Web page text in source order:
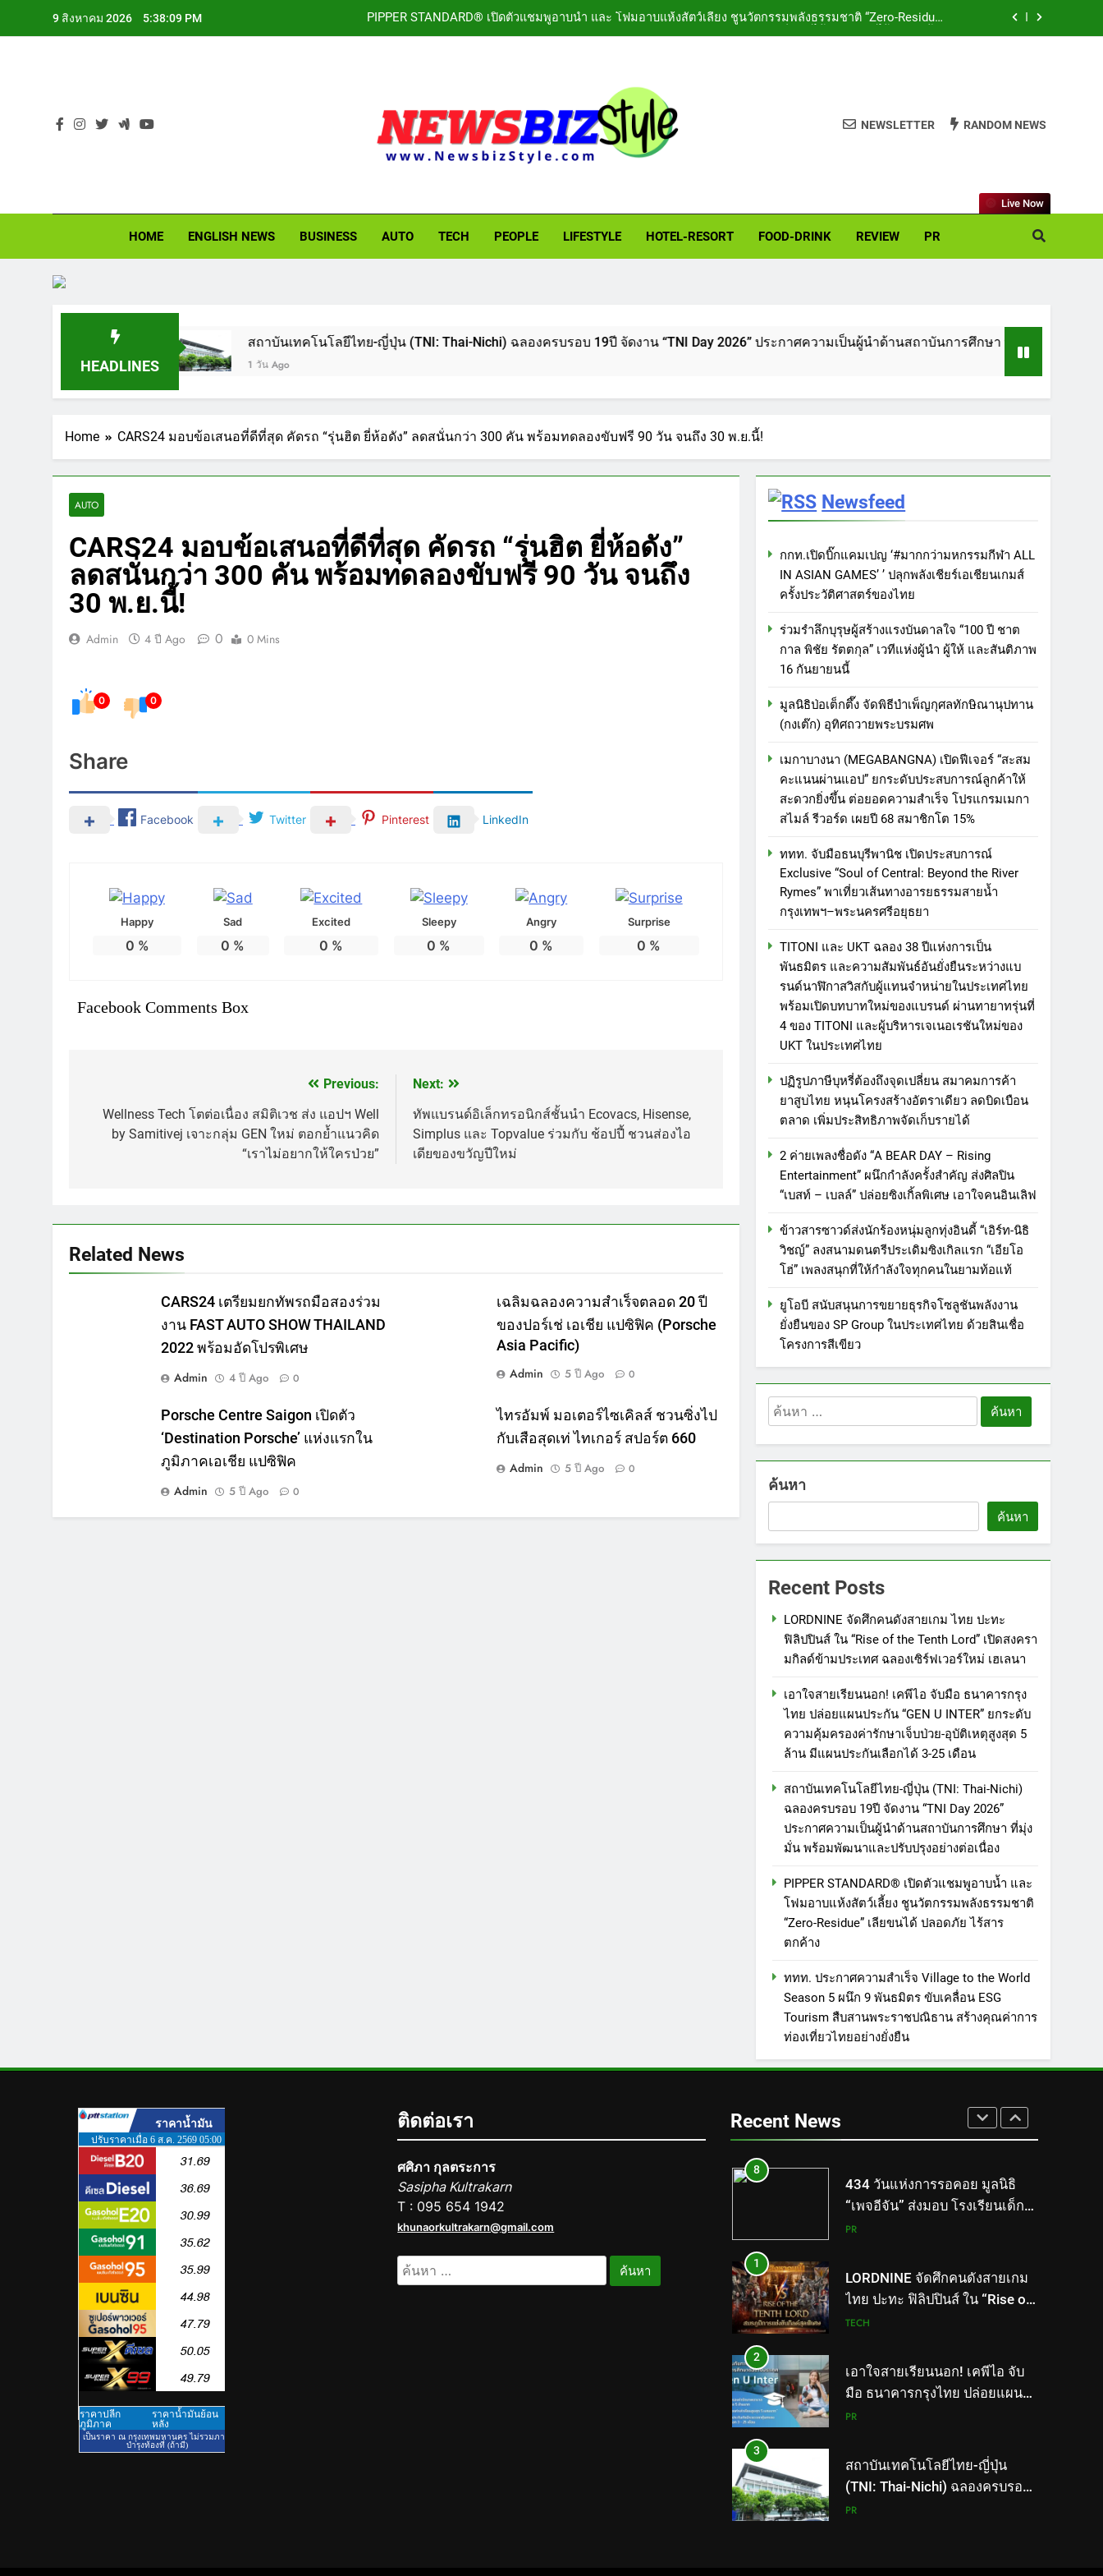
9 สิงหาคม 2026 5:38:10 PM
PIPPER STANDARD® เปิดตัวแชมพูอาบน้ำ และ โฟมอาบแห้งสัตว์เลี้ยง ชูนวัตกรรมพลังธรรมชาติ “Zero-Residue”
เอาใจสายเรียนนอก! เคพีไอ จับมือ ธนาคารกรุงไทย ปล่อยแผนประกัน “GEN U INTER” ยกระดับความคุ้มครองค่า
รักษาเจ็บป่วย-อุบัติเหตุสูงสุด 5 ล้าน มีแผนประกันเลือกได้ 3-25 เดือน
สถาบันเทคโนโลยีไทย-ญี่ปุ่น (TNI: Thai-Nichi) ฉลองครบรอบ 19ปี จัดงาน “TNI Day 2026” ประกาศความเป็นผู้นำ
ด้านสถาบันการศึกษา ที่มุ่งมั่น พร้อมพัฒนาและปรับปรุงอย่างต่อเนื่อง
PIPPER STANDARD® เปิดตัวแชมพูอาบน้ำ และ โฟมอาบแห้งสัตว์เลี้ยง ชูนวัตกรรมพลังธรรมชาติ “Zero-Residue”
NEWSBIZSTYLE
NEWSLETTER RANDOM NEWS
HOME ENGLISH NEWS BUSINESS AUTO TECH PEOPLE LIFESTYLE HOTEL-​RESORT FOOD-DRINK REVIEW PR
Live Now
HEADLINES
สถาบันเทคโนโลยีไทย-ญี่ปุ่น (TNI: Thai-Nichi) ฉลองครบรอบ 19ปี จัดงาน “TNI Day 2026” ประกาศความเป็นผู้นำด้านสถาบันการศึกษา ที่มุ่งมั่น พร้อมพัฒนาและปรับ
1 วัน Ago
Home CARS24 มอบข้อเสนอที่ดีที่สุด คัดรถ “รุ่นฮิต ยี่ห้อดัง” ลดสนั่นกว่า 300 คัน พร้อมทดลองขับฟรี 90 วัน จนถึง 30 พ.ย.นี้!
AUTO
CARS24 มอบข้อเสนอที่ดีที่สุด คัดรถ “รุ่นฮิต ยี่ห้อดัง”
ลดสนั่นกว่า 300 คัน พร้อมทดลองขับฟรี 90 วัน จนถึง
30 พ.ย.นี้!
Admin 4 ปี Ago 0 0 Mins
0 0
Share
Facebook Twitter Pinterest LinkedIn
Happy
0 %
Sad
0 %
Excited
0 %
Sleepy
0 %
Angry
0 %
Surprise
0 %
Facebook Comments Box
เรื่อง
Previous:
Wellness Tech โตต่อเนื่อง สมิติเวช ส่ง แอปฯ Well
by Samitivej เจาะกลุ่ม GEN ใหม่ ตอกย้ำแนวคิด
“เราไม่อยากให้ใครป่วย”
Next:
ทัพแบรนด์อิเล็กทรอนิกส์ชั้นนำ Ecovacs, Hisense,
Simplus และ Topvalue ร่วมกับ ช้อปปี้ ชวนส่องไอ
เดียของขวัญปีใหม่
Related News
CARS24 เตรียมยกทัพรถมือสองร่วม
งาน FAST AUTO SHOW THAILAND
2022 พร้อมอัดโปรพิเศษ
Admin
4 ปี Ago 0
เฉลิมฉลองความสำเร็จตลอด 20 ปี
ของปอร์เช่ เอเชีย แปซิฟิค (Porsche
Asia Pacific)
Admin
5 ปี Ago 0
Porsche Centre Saigon เปิดตัว
‘Destination Porsche’ แห่งแรกใน
ภูมิภาคเอเชีย แปซิฟิค
Admin
5 ปี Ago 0
ไทรอัมพ์ มอเตอร์ไซเคิลส์ ชวนซิ่งไป
กับเสือสุดเท่ ไทเกอร์ สปอร์ต 660
Admin
5 ปี Ago 0
Newsfeed
กกท.เปิดบิ๊กแคมเปญ ‘#มากกว่ามหกรรมกีฬา ALL
IN ASIAN GAMES’ ’ ปลุกพลังเชียร์เอเชียนเกมส์
ครั้งประวัติศาสตร์ของไทย
ร่วมรำลึกบุรุษผู้สร้างแรงบันดาลใจ “100 ปี ชาต
กาล พิชัย รัตตกุล” เวทีแห่งผู้นำ ผู้ให้ และสันติภาพ
16 กันยายนนี้
มูลนิธิป่อเต็กตึ๊ง จัดพิธีบำเพ็ญกุศลทักษิณานุปทาน
(กงเต๊ก) อุทิศถวายพระบรมศพ
เมกาบางนา (MEGABANGNA) เปิดฟีเจอร์ “สะสม
คะแนนผ่านแอป” ยกระดับประสบการณ์ลูกค้าให้
สะดวกยิ่งขึ้น ต่อยอดความสำเร็จ โปรแกรมเมกา
สไมล์ รีวอร์ด เผยปี 68 สมาชิกโต 15%
ททท. จับมือธนบุรีพานิช เปิดประสบการณ์
Exclusive “Soul of Central: Beyond the River
Rymes” พาเที่ยวเส้นทางอารยธรรมสายน้ำ
กรุงเทพฯ–พระนครศรีอยุธยา
TITONI และ UKT ฉลอง 38 ปีแห่งการเป็น
พันธมิตร และความสัมพันธ์อันยั่งยืนระหว่างแบ
รนด์นาฬิกาสวิสกับผู้แทนจำหน่ายในประเทศไทย
พร้อมเปิดบทบาทใหม่ของแบรนด์ ผ่านทายาทรุ่นที่
4 ของ TITONI และผู้บริหารเจเนอเรชันใหม่ของ
UKT ในประเทศไทย
ปฏิรูปภาษีบุหรี่ต้องถึงจุดเปลี่ยน สมาคมการค้า
ยาสูบไทย หนุนโครงสร้างอัตราเดียว ลดบิดเบือน
ตลาด เพิ่มประสิทธิภาพจัดเก็บรายได้
2 ค่ายเพลงชื่อดัง “A BEAR DAY – Rising
Entertainment” ผนึกกำลังครั้งสำคัญ ส่งศิลปิน
“เบสท์ – เบลล์” ปล่อยซิงเกิ้ลพิเศษ เอาใจคนอินเลิฟ
ข้าวสารซาวด์ส่งนักร้องหนุ่มลูกทุ่งอินดี้ “เอิร์ท-นิธิ
วิชญ์” ลงสนามดนตรีประเดิมซิงเกิลแรก “เอียโอ
โฮ่” เพลงสนุกที่ให้กำลังใจทุกคนในยามท้อแท้
ยูโอบี สนับสนุนการขยายธุรกิจโซลูชันพลังงาน
ยั่งยืนของ SP Group ในประเทศไทย ด้วยสินเชื่อ
โครงการสีเขียว
ค้นหา
สำหรับ:
ค้นหา
ค้นหา
Recent Posts
LORDNINE จัดศึกคนดังสายเกม ไทย ปะทะ
ฟิลิปปินส์ ใน “Rise of the Tenth Lord” เปิดสงครา
มกิลด์ข้ามประเทศ ฉลองเซิร์ฟเวอร์ใหม่ เฮเลนา
เอาใจสายเรียนนอก! เคพีไอ จับมือ ธนาคารกรุง
ไทย ปล่อยแผนประกัน “GEN U INTER” ยกระดับ
ความคุ้มครองค่ารักษาเจ็บป่วย-อุบัติเหตุสูงสุด 5
ล้าน มีแผนประกันเลือกได้ 3-25 เดือน
สถาบันเทคโนโลยีไทย-ญี่ปุ่น (TNI: Thai-Nichi)
ฉลองครบรอบ 19ปี จัดงาน “TNI Day 2026”
ประกาศความเป็นผู้นำด้านสถาบันการศึกษา ที่มุ่ง
มั่น พร้อมพัฒนาและปรับปรุงอย่างต่อเนื่อง
PIPPER STANDARD® เปิดตัวแชมพูอาบน้ำ และ
โฟมอาบแห้งสัตว์เลี้ยง ชูนวัตกรรมพลังธรรมชาติ
“Zero-Residue” เลียขนได้ ปลอดภัย ไร้สาร
ตกค้าง
ททท. ประกาศความสำเร็จ Village to the World
Season 5 ผนึก 9 พันธมิตร ขับเคลื่อน ESG
Tourism สืบสานพระราชปณิธาน สร้างคุณค่าการ
ท่องเที่ยวไทยอย่างยั่งยืน
ติดต่อเรา
ศศิภา กุลตระการ
Sasipha Kultrakarn
T : 095 654 1942
khunaorkultrakarn@gmail.com
ค้นหา
สำหรับ:
Recent News
ททท. ประกาศความสำเร็จ
Village to the World Season 5
ผนึก 9 พันธมิตร ขับเคลื่อน ESG
Tourism สืบสานพระราชปณิธาน
สร้างคุณค่าการท่องเที่ยวไทย
อย่างยั่งยืน
PR
เหิงลี่ แมนูแฟคเจอริ่ง เทคโนโลยี
(ไทยแลนด์) เปิดโรงงานแห่งใหม่
ผลิตสู่เอเชียตะวันออกเฉียงใต้
เสริมแกร่งยุทธศาสตร์ระดับโลก
TECNO ประกาศทรานส์ฟอร์ม
จากเกมมิ่งโฟน สู่ไลฟ์สไตล์
แฟชั่นไอเท็ม เสิร์ฟใหญ่ปักหมุด
แลนมาร์คใหม่กลางสถานี MRT
วาง POVA 8 Series จุดเริ่มต้น
ครั้งสำคัญ
PR
“เพจอีจัน” ส่งมอบ โรงเรียนเด็ก
ศึกษาธิการ ส่งต่อโอกาสทางการ
ศึกษาให้เด็กพิเศษกว่า 100 คน
ใช้เวลา 434 วัน เปลี่ยนพื้นที่ว่าง
เปล่าให้กลายเป็นโรงเรียนแห่ง
ความหวัง
LORDNINE จัดศึกคนดังสายเกม
ลด์ข้ามประเทศ ฉลองเซิร์ฟเวอร์
ใหม่ เฮเลนา
เอาใจสายเรียนนอก! เคพีไอ จับ
มือ ธนาคารกรุงไทย ปล่อยแผน
ประกัน “GEN U INTER” ยกระดับ
ความคุ้มครองค่ารักษาเจ็บป่วย-
อุบัติเหตุสูงสุด 5 ล้าน มีแผน
ประกันเลือกได้ 3-25 เดือน
PR
สถาบันเทคโนโลยีไทย-ญี่ปุ่น
(TNI: Thai-Nichi) ฉลองครบรอบ
19ปี จัดงาน “TNI Day 2026”
ประกาศความเป็นผู้นำด้าน
สถาบันการศึกษา ที่มุ่งมั่น พร้อม
พัฒนาและปรับปรุงอย่างต่อเนื่อง
PR
PIPPER STANDARD® เปิดตัว
แชมพูอาบน้ำ และ โฟมอาบแห้ง
สัตว์เลี้ยง ชูนวัตกรรมพลัง
ธรรมชาติ “Zero-Residue” เลีย
ขนได้ ปลอดภัย ไร้สารตกค้าง
PR
ททท. ประกาศความสำเร็จ
Village to the World Season 5
Tourism สืบสานพระราชปณิธาน
สร้างคุณค่าการท่องเที่ยวไทย
อย่างยั่งยืน
เหิงลี่ แมนูแฟคเจอริ่ง เทคโนโลยี
(ไทยแลนด์) เปิดโรงงานแห่งใหม่
ในชลบุรี เดินหน้าขยายฐานการ
ผลิตสู่เอเชียตะวันออกเฉียงใต้
PR
จากเกมมิ่งโฟน สู่ไลฟ์สไตล์
แฟชั่นไอเท็ม เสิร์ฟใหญ่ปักหมุด
วาง POVA 8 Series จุดเริ่มต้น
ครั้งสำคัญ
PR
8
434 วันแห่งการรอคอย มูลนิธิ
“เพจอีจัน” ส่งมอบ โรงเรียนเด็ก
พิเศษทองผาภูมิ ให้กระทรวง
ศึกษาให้เด็กพิเศษกว่า 100 คน
ใช้เวลา 434 วัน เปลี่ยนพื้นที่ว่าง
PR
1
LORDNINE จัดศึกคนดังสายเกม
ไทย ปะทะ ฟิลิปปินส์ ใน “Rise of
the Tenth Lord” เปิดสงครามกิ
ใหม่ เฮเลนา
TECH
2
เอาใจสายเรียนนอก! เคพีไอ จับ
มือ ธนาคารกรุงไทย ปล่อยแผน
ประกัน “GEN U INTER” ยกระดับ
อุบัติเหตุสูงสุด 5 ล้าน มีแผน
ประกันเลือกได้ 3-25 เดือน
PR
3
สถาบันเทคโนโลยีไทย-ญี่ปุ่น
(TNI: Thai-Nichi) ฉลองครบรอบ
19ปี จัดงาน “TNI Day 2026”
PR